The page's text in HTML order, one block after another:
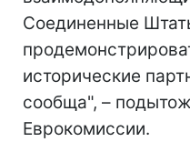
Соединенные
исторические
сообща", –
Еврокомиссии.